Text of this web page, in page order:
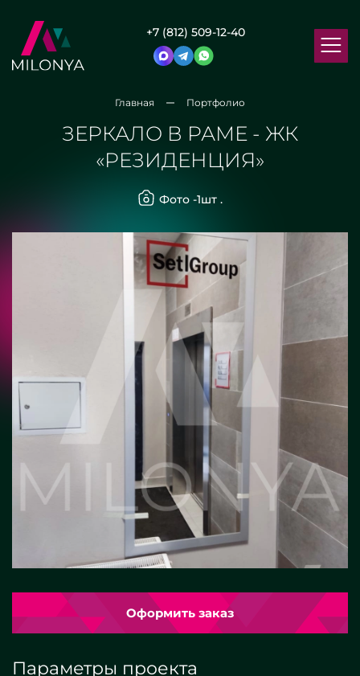
+7 (812) 509-12-40
Главная Портфолио
ЗЕРКАЛО В РАМЕ - ЖК
«РЕЗИДЕНЦИЯ»
Фото -1шт .
Оформить заказ
Параметры проекта